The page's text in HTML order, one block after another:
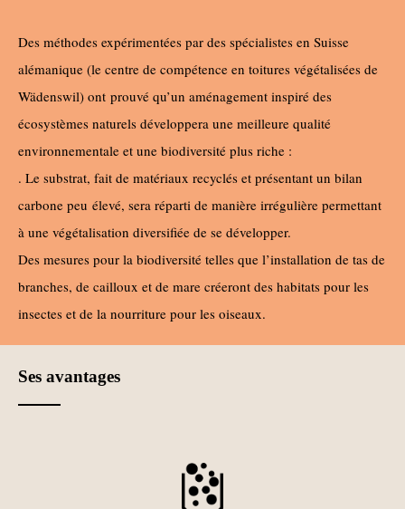
Des méthodes expérimentées par des spécialistes en Suisse
alémanique (le centre de compétence en toitures végétalisées de
Wädenswil) ont prouvé qu’un aménagement inspiré des
écosystèmes naturels développera une meilleure qualité
environnementale et une biodiversité plus riche :
. Le substrat, fait de matériaux recyclés et présentant un bilan
carbone peu élevé, sera réparti de manière irrégulière permettant
à une végétalisation diversifiée de se développer.
Des mesures pour la biodiversité telles que l’installation de tas de
branches, de cailloux et de mare créeront des habitats pour les
insectes et de la nourriture pour les oiseaux.
Ses avantages